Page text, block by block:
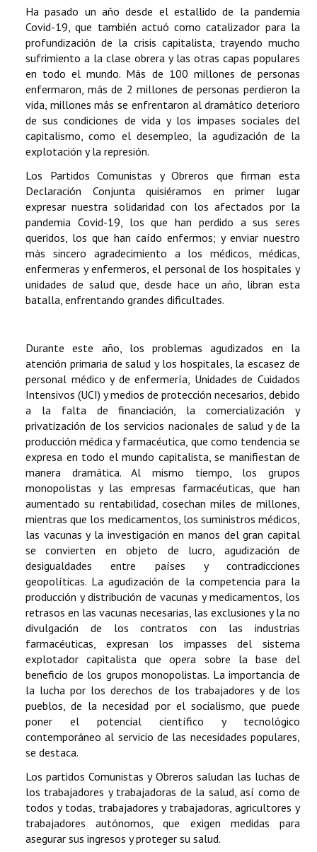
Ha pasado un año desde el estallido de la pandemia
Covid-19, que también actuó como catalizador para la
profundización de la crisis capitalista, trayendo mucho
sufrimiento a la clase obrera y las otras capas populares
en todo el mundo. Más de 100 millones de personas
enfermaron, más de 2 millones de personas perdieron la
vida, millones más se enfrentaron al dramático deterioro
de sus condiciones de vida y los impases sociales del
capitalismo, como el desempleo, la agudización de la
explotación y la represión.
Los Partidos Comunistas y Obreros que firman esta
Declaración Conjunta quisiéramos en primer lugar
expresar nuestra solidaridad con los afectados por la
pandemia Covid-19, los que han perdido a sus seres
queridos, los que han caído enfermos; y enviar nuestro
más sincero agradecimiento a los médicos, médicas,
enfermeras y enfermeros, el personal de los hospitales y
unidades de salud que, desde hace un año, libran esta
batalla, enfrentando grandes dificultades.
Durante este año, los problemas agudizados en la
atención primaria de salud y los hospitales, la escasez de
personal médico y de enfermería, Unidades de Cuidados
Intensivos (UCI) y medios de protección necesarios, debido
a la falta de financiación, la comercialización y
privatización de los servicios nacionales de salud y de la
producción médica y farmacéutica, que como tendencia se
expresa en todo el mundo capitalista, se manifiestan de
manera dramática. Al mismo tiempo, los grupos
monopolistas y las empresas farmacéuticas, que han
aumentado su rentabilidad, cosechan miles de millones,
mientras que los medicamentos, los suministros médicos,
las vacunas y la investigación en manos del gran capital
se convierten en objeto de lucro, agudización de
desigualdades entre países y contradicciones
geopolíticas. La agudización de la competencia para la
producción y distribución de vacunas y medicamentos, los
retrasos en las vacunas necesarias, las exclusiones y la no
divulgación de los contratos con las industrias
farmacéuticas, expresan los impasses del sistema
explotador capitalista que opera sobre la base del
beneficio de los grupos monopolistas. La importancia de
la lucha por los derechos de los trabajadores y de los
pueblos, de la necesidad por el socialismo, que puede
poner el potencial científico y tecnológico
contemporáneo al servicio de las necesidades populares,
se destaca.
Los partidos Comunistas y Obreros saludan las luchas de
los trabajadores y trabajadoras de la salud, así como de
todos y todas, trabajadores y trabajadoras, agricultores y
trabajadores autónomos, que exigen medidas para
asegurar sus ingresos y proteger su salud.